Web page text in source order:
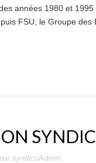
années 1980 et
FSU, le Groupe des
par syndicoAdmin.